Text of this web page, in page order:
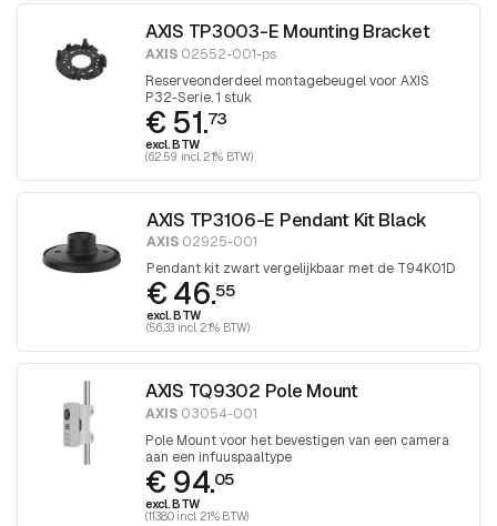
AXIS TP3003-E Mounting Bracket
AXIS 02552-001-ps
Reserveonderdeel montagebeugel voor AXIS
P32-Serie. 1 stuk
€ 51.73
excl. BTW
(62.59 incl. 21% BTW)
AXIS TP3106-E Pendant Kit Black
AXIS02925-001
Pendant kit zwart vergelijkbaar met de T94K01D
€ 46.55
excl. BTW
(56.33 incl. 21% BTW)
AXIS TQ9302 Pole Mount
AXIS 03054-001
Pole Mount voor het bevestigen van een camera
aan een infuuspaaltype
€ 94.05
excl. BTW
(113.80 incl. 21% BTW)